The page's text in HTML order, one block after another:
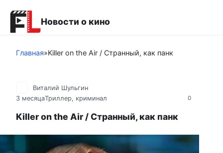
контенту
Новости о кино
Главная»Killer on the Air / Странный, как панк
0
Виталий Шульгин
3 месяцаТриллер, криминал
Killer on the Air / Странный, как панк